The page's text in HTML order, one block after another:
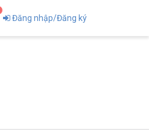
Đăng nhập/Đăng ký